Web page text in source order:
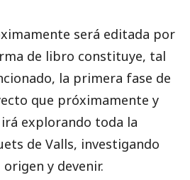
será editada por
de libro constituye, tal
la primera fase de
que próximamente y
explorando toda la
de Valls, investigando
y devenir.